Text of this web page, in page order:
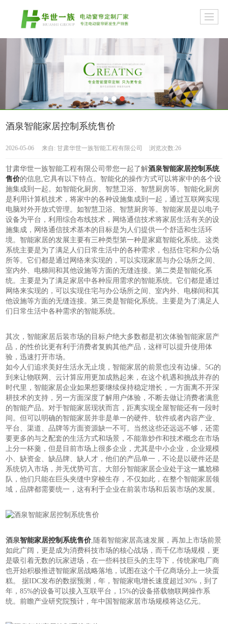
酒泉智能家居控制系统售价
2026-05-06 来自:甘肃华世一族智能工程有限公司 浏览次数:26
甘肃华世一族智能工程有限公司带您一起了解酒泉智能家居控制系统
售价的信息,它具有以下特点。智能化的操作方式可以将家中的各个设
施集成到一起。如智能化厨房、智慧卫浴、智慧厨房等。智能化厨房
是利用计算机技术，将家中的各种设施集成到一起，通过互联网实现
电脑对外开放式管理。如智慧卫浴、智慧厨房等。智能家居是以电子
设备为平台，利用综合布线技术，网络通信技术将家居生活有关的设
施集成，网络通信技术基本的目标是为人们提供一个舒适和生活环
境。智能家居的发展主要有三种类型第一种是家庭智能化系统。这类
系统主要是为了满足人们日常生活中的各种需求，包括住宅和办公场
所等。它们都是通过网络来实现的，可以实现家居与办公场所之间、
室内外、电梯间和其他设施等方面的无缝连接。第二类是智能化系
统。主要是为了满足家居中各种应用需求的智能系统。它们都是通过
网络来实现的，可以实现住宅与办公场所之间、室内外、电梯间和其
他设施等方面的无缝连接。第三类是智能化系统。主要是为了满足人
们日常生活中各种需求的智能系统。
其次，智能家居后装市场的目标户绝大多数都是初次体验智能家居产
品，的性价比更有利于消费者复购其他产品，这样可以提升使用体
验，迅速打开市场。
如今人们追求美好生活永无止境，智能家居的前景也没有边缘。5G的
到来让物联网、云计算应用更加成熟起来，在这个机遇和挑战并存的
时代里，智能家居企业如果想要继续保持稳定增长，一方面离不开深
耕技术的支持，另一方面深度了解用户体验，不断去做让消费者满意
的智能产品。对于智能家居现状而言，距离实现全屋智能还有一段时
间。但可以明确的智能家居并非是单一的硬件、软件或者内容产业、
平台、渠道、品牌等方面资源缺一不可。当然这些还远远不够，还需
要更多的与之配套的生活方式和场景，不能靠炒作和技术概念在市场
上分一杯羹，但是目前市场上很多企业，尤其是中小企业，企业规模
小、缺资金、缺品牌、缺人才，他们的产品单一，不论是以硬件还是
系统切入市场，并无优势可言。大部分智能家居企业处于这一尴尬梯
队，他们只能在巨头夹缝中穿梭生存，不仅如此，在整个智能家居领
域，品牌都需要统一，这有利于企业在前装市场和后装市场的发展。
酒泉智能家居控制系统售价,随着智能家居高速发展，再加上市场前景
如此广阔，更是成为消费科技市场的核心战场，而千亿市场规模，更
是吸引着无数的玩家进场，在一些科技巨头的主导下，传统家电厂商
也开始积极推进智能家居战略落地，试图在这个千亿商场分上一块蛋
糕。 据IDC发布的数据预测，年，智能家电增长速度超过30%，到了
年，85%的设备可以接入互联平台，15%的设备搭载物联网操作系
统。前瞻产业研究院预计，年中国智能家居市场规模将达亿元。